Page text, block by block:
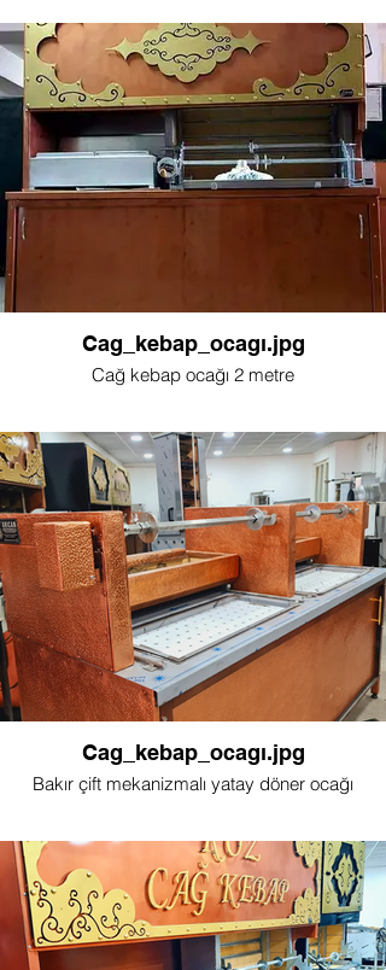
Cag_kebap_ocagı.jpg
Cağ kebap ocağı 2 metre
Cag_kebap_ocagı.jpg
Bakır çift mekanizmalı yatay döner ocağı